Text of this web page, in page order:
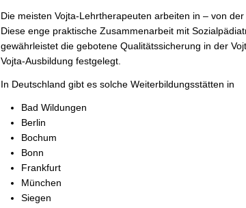
Die meisten Vojta-Lehrtherapeuten arbeiten in – von
Diese enge praktische Zusammenarbeit mit
gewährleistet die gebotene Qualitätssicherung in der
Vojta-Ausbildung festgelegt.
In Deutschland gibt es solcheWeiterbildungsstätten in
Bad Wildungen
Berlin
Bochum
Bonn
Frankfurt
München
Siegen